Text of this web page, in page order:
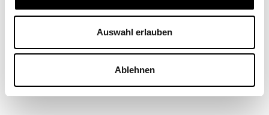
Auswahl erlauben
Ablehnen